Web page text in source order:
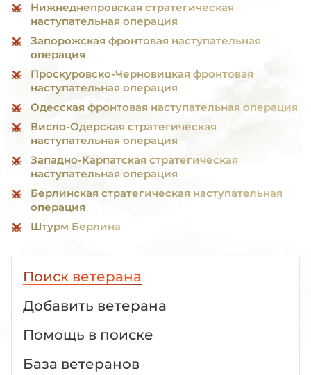
Нижнеднепровская стратегическая
наступательная операция
Запорожская фронтовая наступательная
операция
Проскуровско-Черновицкая фронтовая
наступательная операция
Одесская фронтовая наступательная операция
Висло-Одерская стратегическая
наступательная операция
Западно-Карпатская стратегическая
наступательная операция
Берлинская стратегическая наступательная
операция
Штурм Берлина
Поиск ветерана
Добавить ветерана
Помощь в поиске
База ветеранов